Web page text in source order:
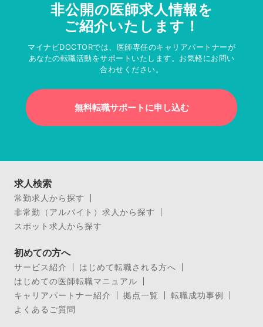
非公開の医師求人情報を
ご紹介いたします！
マイナビDOCTORでは、医師専任のキャリアパートナーが
あなたの転職活動をサポートいたします。お気軽にお問い
合わせください。
無料転職サポートに申し込む
求人検索
常勤求人から探す
非常勤（アルバイト）求人から探す
スポット求人から探す
初めての方へ
サービス紹介
はじめて転職される方へ
はじめての医師転職マニュアル
キャリアパートナー紹介
拠点一覧
転職成功事例
よくあるご質問